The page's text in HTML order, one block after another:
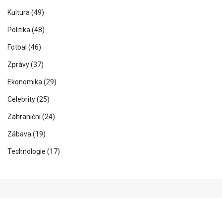
Kultura (49)
Politika (48)
Fotbal (46)
Zprávy(37)
Ekonomika (29)
Celebrity(25)
Zahraniční(24)
Zábava (19)
Technologie (17)